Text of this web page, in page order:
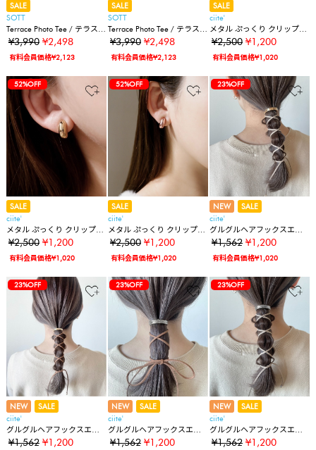
SALE
SOTT
Terrace Photo Tee / テラスフ
ォトTシャツ
¥3,990 ¥2,498
有料会員価格¥2,123
SALE
SOTT
Terrace Photo Tee / テラスフ
ォトTシャツ
¥3,990 ¥2,498
有料会員価格¥2,123
SALE
ciite'
メタル ぷっくり クリップイ
ヤリング (両耳用)
¥2,500 ¥1,200
有料会員価格¥1,020
52%OFF
SALE
ciite'
メタル ぷっくり クリップイ
ヤリング (両耳用)
¥2,500 ¥1,200
有料会員価格¥1,020
52%OFF
SALE
ciite'
メタル ぷっくり クリップイ
ヤリング (両耳用)
¥2,500 ¥1,200
有料会員価格¥1,020
23%OFF
NEW
SALE
ciite'
グルグルヘアフックスエー
ドリボン
¥1,562 ¥1,200
有料会員価格¥1,020
23%OFF
NEW
SALE
ciite'
グルグルヘアフックスエー
ドリボン
¥1,562 ¥1,200
23%OFF
NEW
SALE
ciite'
グルグルヘアフックスエー
ドリボン
¥1,562 ¥1,200
23%OFF
NEW
SALE
ciite'
グルグルヘアフックスエー
ドリボン
¥1,562 ¥1,200